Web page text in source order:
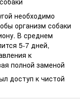
необходимо
организм собаки
В среднем
5-7 дней,
к
полной заменой
доступ к чистой